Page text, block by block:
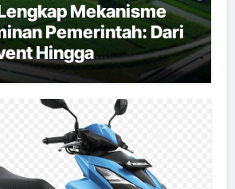
Mekanisme
Pemerintah: Dari
Hingga